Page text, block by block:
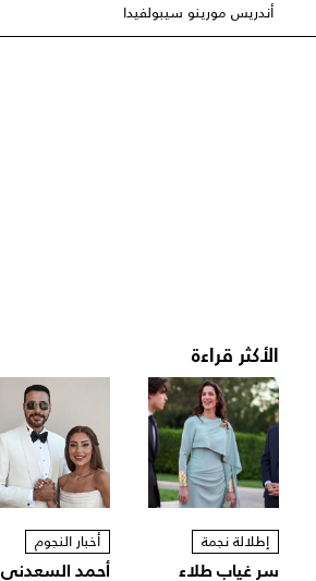
أندريس مورينو سيبولفيدا
الأكثر قراءة
إطلالة نجمة
سر غياب طلاء
أخبار النجوم
أحمد السعدني